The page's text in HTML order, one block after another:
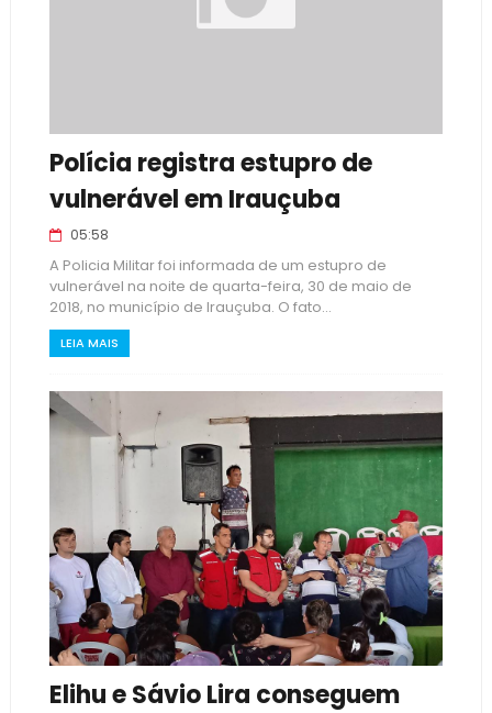
Polícia registra estupro de
vulnerável em Irauçuba
05:58
A Policia Militar foi informada de um estupro de
vulnerável na noite de quarta-feira, 30 de maio de
2018, no município de Irauçuba. O fato...
LEIA MAIS
Elihu e Sávio Lira conseguem